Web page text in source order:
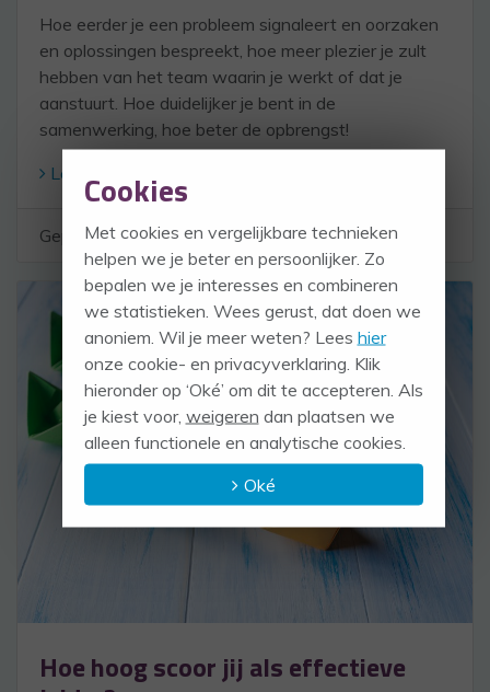
Hoe eerder je een probleem signaleert en oorzaken
en oplossingen bespreekt, hoe meer plezier je zult
hebben van het team waarin je werkt of dat je
aanstuurt. Hoe duidelijker je bent in de
samenwerking, hoe beter de opbrengst!
Lees verder
Geplaatst in:Samenwerken
Hoe hoog scoor jij als effectieve
Cookies
Met cookies en vergelijkbare technieken
helpen we je beter en persoonlijker. Zo
bepalen we je interesses en combineren
we statistieken. Wees gerust, dat doen we
anoniem. Wil je meer weten? Lees hier
onze cookie- en privacyverklaring. Klik
hieronder op ‘Oké’ om dit te accepteren. Als
je kiest voor, weigeren dan plaatsen we
alleen functionele en analytische cookies.
Oké